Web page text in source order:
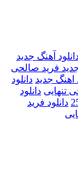
جدید
صالحی
دانلود
دانلود